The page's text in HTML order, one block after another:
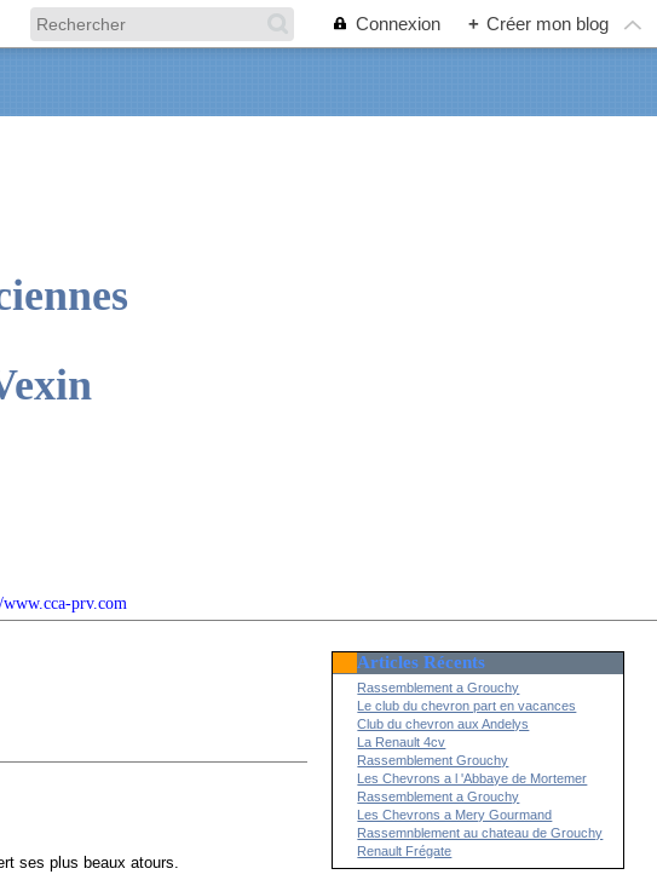
Connexion + Créer mon blog
prv.com
ses plus beaux atours.
Articles Récents
Rassemblement a Grouchy
Le club du chevron part en vacances
Club du chevron aux Andelys
La Renault 4cv
Rassemblement Grouchy
Les Chevrons a l 'Abbaye de Mortemer
Rassemblement a Grouchy
Les Chevrons a Mery Gourmand
Rassemnblement au chateau de Grouchy
Renault Frégate